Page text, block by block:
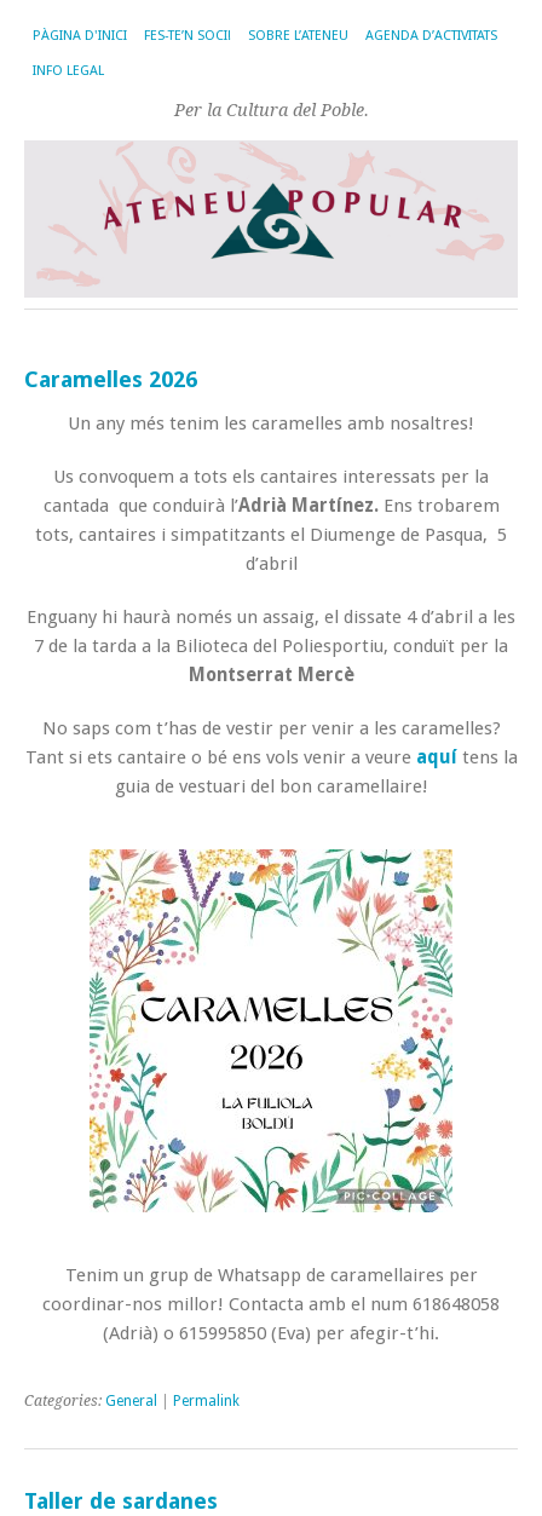
PÀGINA D'INICI FES-TE’N SOCI! SOBRE L’ATENEU AGENDA D’ACTIVITATS
INFO LEGAL
Per la Cultura del Poble.
Caramelles 2026
Un any més tenim les caramelles amb nosaltres!
Us convoquem a tots els cantaires interessats per la
cantada que conduirà l’Adrià Martínez.Ens trobarem
tots, cantaires i simpatitzants el Diumenge de Pasqua, 5
d’abril
Enguany hi haurà només un assaig, el dissate 4 d’abril a les
7 de la tarda a la Bilioteca del Poliesportiu, conduït per la
Montserrat Mercè
No saps com t’has de vestir per venir a les caramelles?
Tant si ets cantaire o bé ens vols venir a veure aquítens la
guia de vestuari del bon caramellaire!
Tenim un grup de Whatsapp de caramellaires per
coordinar-nos millor! Contacta amb el num 618648058
(Adrià) o 615995850 (Eva) per afegir-t’hi.
Categories: General Permalink
Taller de sardanes